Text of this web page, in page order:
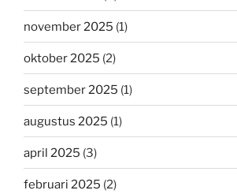
november 2025 (1)
oktober 2025 (2)
september 2025 (1)
augustus 2025 (1)
april 2025 (3)
februari 2025 (2)